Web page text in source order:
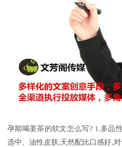
孕期喝姜茶的软文怎么写? 1.多品
选中、油性皮肤,天然配比口感好,